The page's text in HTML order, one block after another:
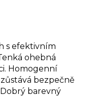
s efektivním
ohebná
Homogenní
bezpečně
barevný